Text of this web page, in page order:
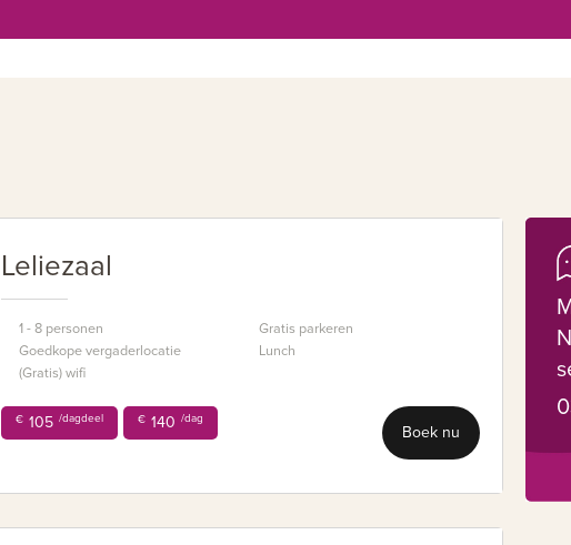
Leliezaal
1 - 8 personen
Goedkope vergaderlocatie
(Gratis) wifi
Gratis parkeren
Lunch
€ 105 /dagdeel € 140 /dag
Boek nu